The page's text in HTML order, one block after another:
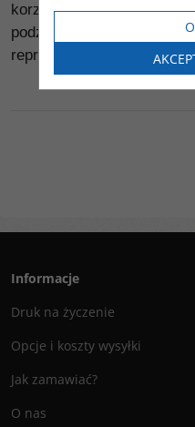
korzystnego udziału
podziale pracy. Autorzy
reprezentują różne
Informacje
Druk na życzenie
Opcje i koszty wysyłki
Jak zamawiać?
O nas